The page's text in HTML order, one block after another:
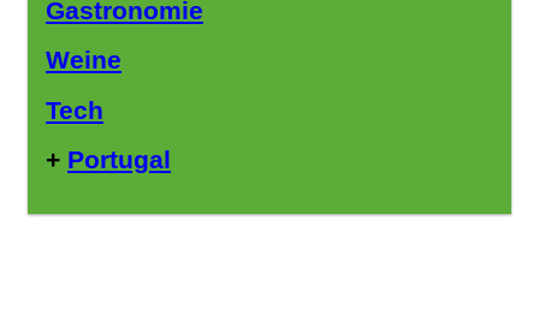
Gastronomie
Weine
Tech
+ Portugal